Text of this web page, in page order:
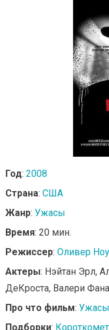
Год: 2008
Страна: США
Жанр: Ужасы
Время: 20 мин.
Режиссер: Оливер
Актеры: Нэйтан Эрл,
ДеКроста, Валери
Про что фильм:
Подборки: